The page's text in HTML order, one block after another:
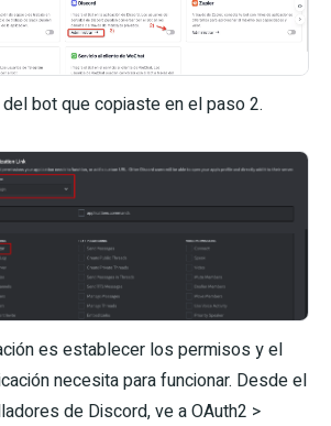
bot que copiaste en el paso 2.
es establecer los permisos y el
necesita para funcionar. Desde el
de Discord, ve a OAuth2 >